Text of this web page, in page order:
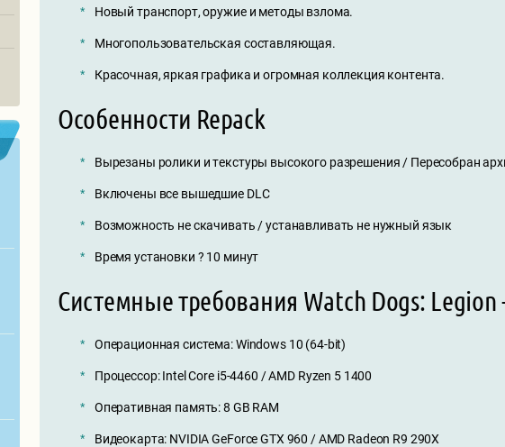
Новый транспорт, оружие и методы взлома.
Многопользовательская составляющая.
Красочная, яркая графика и огромная коллекция контента.
Особенности Repack
Вырезаны ролики и текстуры высокого разрешения / Пересобран
Включены все вышедшие DLC
Возможность не скачивать / устанавливать не нужный язык
Время установки ? 10 минут
Системные требования Watch Dogs:
Операционная система: Windows 10 (64-bit)
Процессор: Intel Core i5-4460 / AMD Ryzen 5 1400
Оперативная память: 8 GB RAM
Видеокарта: NVIDIA GeForce GTX 960 / AMD Radeon R9 290X